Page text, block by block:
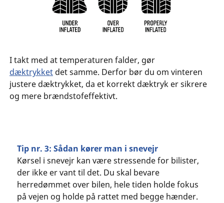
I takt med at temperaturen falder, gør
dæktrykketdet samme. Derfor bør du om vinteren
justere dæktrykket, da et korrekt dæktryk er sikrere
og mere brændstofeffektivt.
Tip nr. 3: Sådan kører man i snevejr
Kørsel i snevejr kan være stressende for bilister,
der ikke er vant til det. Du skal bevare
herredømmet over bilen, hele tiden holde fokus
på vejen og holde på rattet med begge hænder.